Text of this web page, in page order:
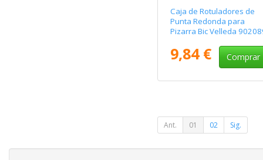
Caja de Rotuladores de
Punta Redonda para
Pizarra Bic Velleda
Rojos
9,84 € Comprar
Ant. 01 02 Sig.